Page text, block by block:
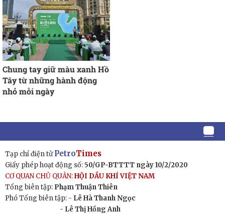
Chung tay giữ màu xanh Hồ
Tây từ những hành động
nhỏ mỗi ngày
Tạp chí điện tửPetroTimes
Giấy phép hoạt động số: 50/GP-BTTTT ngày 10/2/2020
CƠ QUAN CHỦ QUẢN:HỘI DẦU KHÍ VIỆT NAM
Tổng biên tập: Phạm Thuận Thiên
Phó Tổng biên tập: - Lê Hà Thanh Ngọc
- Lê Thị Hồng Anh